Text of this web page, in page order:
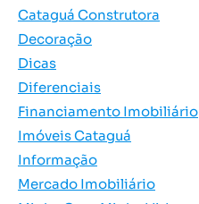
Cataguá Construtora
Decoração
Dicas
Diferenciais
Financiamento Imobiliário
Imóveis Cataguá
Informação
Mercado Imobiliário